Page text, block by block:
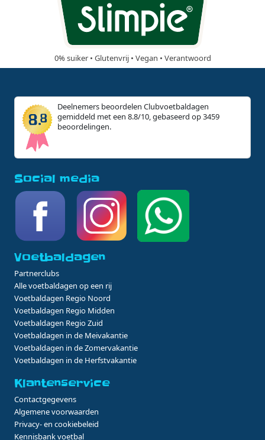
0% suiker • Glutenvrij • Vegan • Verantwoord
Deelnemers beoordelen Clubvoetbaldagen
gemiddeld met een 8.8/10, gebaseerd op 3459
beoordelingen.
Social media
Voetbaldagen
Partnerclubs
Alle voetbaldagen op een rij
Voetbaldagen Regio Noord
Voetbaldagen Regio Midden
Voetbaldagen Regio Zuid
Voetbaldagen in de Meivakantie
Voetbaldagen in de Zomervakantie
Voetbaldagen in de Herfstvakantie
Klantenservice
Contactgegevens
Algemene voorwaarden
Privacy- en cookiebeleid
Kennisbank voetbal